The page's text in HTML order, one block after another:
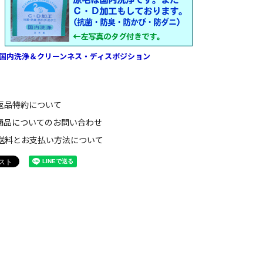
内洗浄＆クリーンネス・ディスポジション
品特約について
品についてのお問い合わせ
料とお支払い方法について